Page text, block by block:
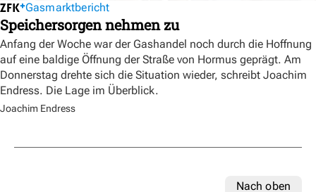
Gasmarktbericht
Speichersorgen nehmen zu
Anfang der Woche war der Gashandel noch durch die Hoffnung
auf eine baldige Öffnung der Straße von Hormus geprägt. Am
Donnerstag drehte sich die Situation wieder, schreibt Joachim
Endress. Die Lage im Überblick.
Joachim Endress
Nach oben